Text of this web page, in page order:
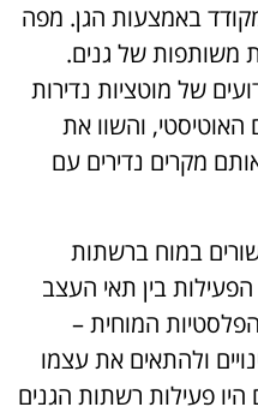
באמצעות הגן. מפה
משותפות של גנים.
של מוטציות נדירות
והשוו את
מקרים נדירים עם
במוח ברשתות
בין תאי העצב
המוחית –
ולהתאים את עצמו
פעילות רשתות הגנים